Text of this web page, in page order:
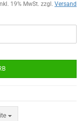
19% MwSt. zzgl. Versand